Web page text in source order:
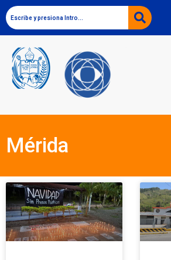
Mérida